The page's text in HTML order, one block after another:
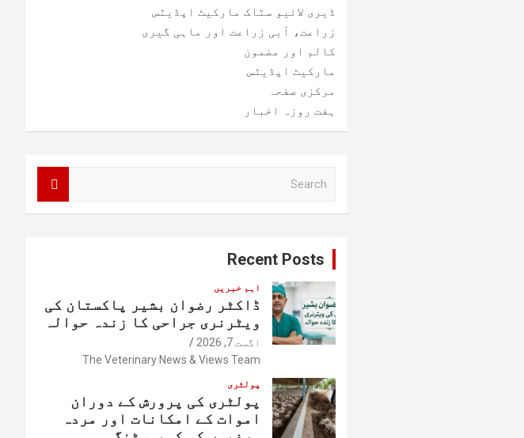
ڈیری لائیو سٹاک مارکیٹ اپڈیٹس
زراعت، آبی زراعت اور ماہی گیری
کالم اور مضمون
مارکیٹ اپڈیٹس
مرکزی صفحہ
ہفت روزہ اخبار
Recent Posts
اہم خبریں
ڈاکٹر رضوان بشیر پاکستان کی
ویٹرنری جراحی کا زندہ حوالہ
اگست 7, 2026
The Veterinary News & Views Team
پولٹری
پولٹری کی پرورش کے دوران
اموات کے امکانات اور مردہ